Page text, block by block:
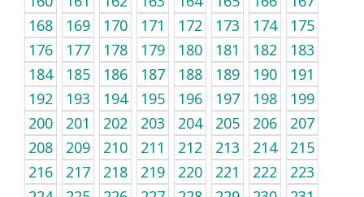
168
169 170 171 172 173 174
175
176
177 178 179 180 181 182
183
184
185 186 187 188 189 190
191
192
193 194 195 196 197 198
199
200
201 202 203 204 205 206
207
208
209 210 211 212 213 214
215
216
217 218 219 220 221 222
223